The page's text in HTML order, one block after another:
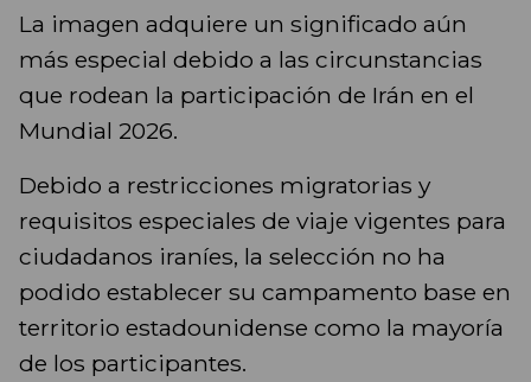
La imagen adquiere un significado aún
más especial debido a las circunstancias
que rodean la participación de Irán en el
Mundial 2026.
Debido a restricciones migratorias y
requisitos especiales de viaje vigentes para
ciudadanos iraníes, la selección no ha
podido establecer su campamento base en
territorio estadounidense como la mayoría
de los participantes.